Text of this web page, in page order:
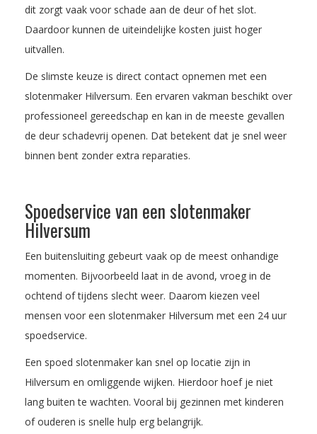
dit zorgt vaak voor schade aan de deur of het slot.
Daardoor kunnen de uiteindelijke kosten juist hoger
uitvallen.
De slimste keuze is direct contact opnemen met een
slotenmaker Hilversum. Een ervaren vakman beschikt over
professioneel gereedschap en kan in de meeste gevallen
de deur schadevrij openen. Dat betekent dat je snel weer
binnen bent zonder extra reparaties.
Spoedservice van een slotenmaker
Hilversum
Een buitensluiting gebeurt vaak op de meest onhandige
momenten. Bijvoorbeeld laat in de avond, vroeg in de
ochtend of tijdens slecht weer. Daarom kiezen veel
mensen voor een slotenmaker Hilversum met een 24 uur
spoedservice.
Een spoed slotenmaker kan snel op locatie zijn in
Hilversum en omliggende wijken. Hierdoor hoef je niet
lang buiten te wachten. Vooral bij gezinnen met kinderen
of ouderen is snelle hulp erg belangrijk.